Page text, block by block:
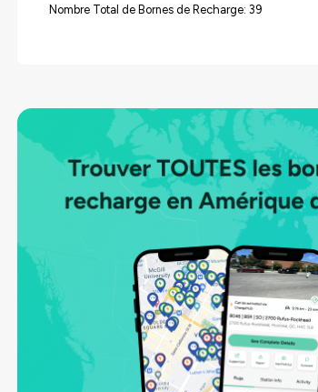
Nombre Total de Bornes de Recharge: 39